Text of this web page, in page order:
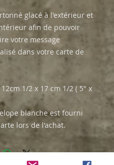
glacé à l'extérieur et
afin de pouvoir
votre message
dans votre carte de
1/2 x 17 cm 1/2 ( 5" x
blanche est fourni
lors de l'achat.